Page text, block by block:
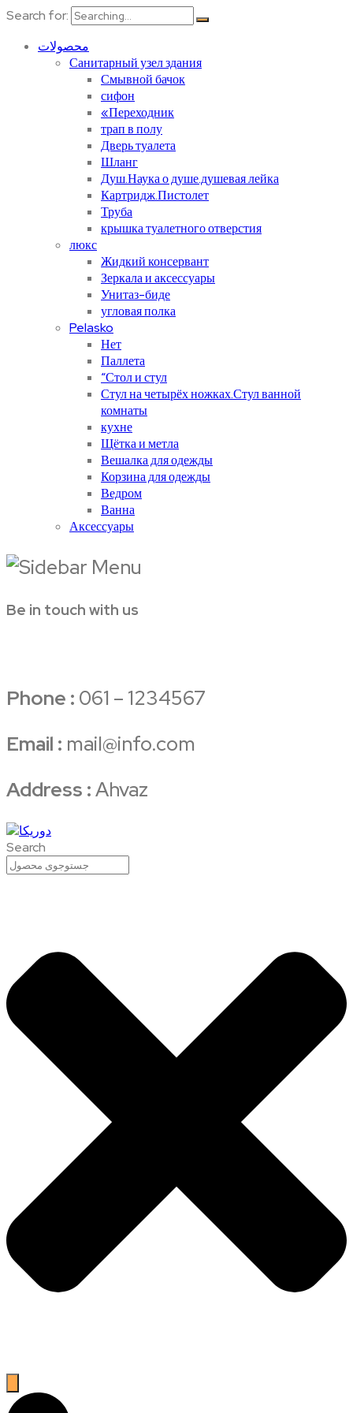
Search for:
محصولات
Санитарный узел здания
Смывной бачок
сифон
«Переходник
трап в полу
Дверь туалета
Шланг
Душ.Наука о душе.душевая лейка
Картридж.Пистолет
Труба
крышка туалетного отверстия
люкс
Жидкий консервант
Зеркала и аксессуары
Унитаз-биде
угловая полка
Pelasko
Нет
Паллета
“Стол и стул
Стул на четырёх ножках.Стул ванной
комнаты
кухне
Щётка и метла
Вешалка для одежды
Корзина для одежды
Ведром
Ванна
Аксессуары
Be in touch with us
Phone : 061 – 1234567
Email : mail@info.com
Address :Ahvaz
Search